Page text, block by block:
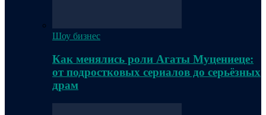
Шоу бизнес
Как менялись роли Агаты Муцениеце:
от подростковых сериалов до серьёзных
драм